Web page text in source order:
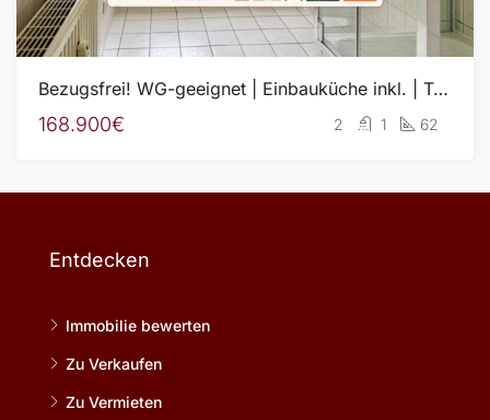
Bezugsfrei! WG-geeignet | Einbauküche inkl. | Tageslichtbad | Keller
168.900€ 2 1 62
Entdecken
Immobilie bewerten
Zu Verkaufen
Zu Vermieten